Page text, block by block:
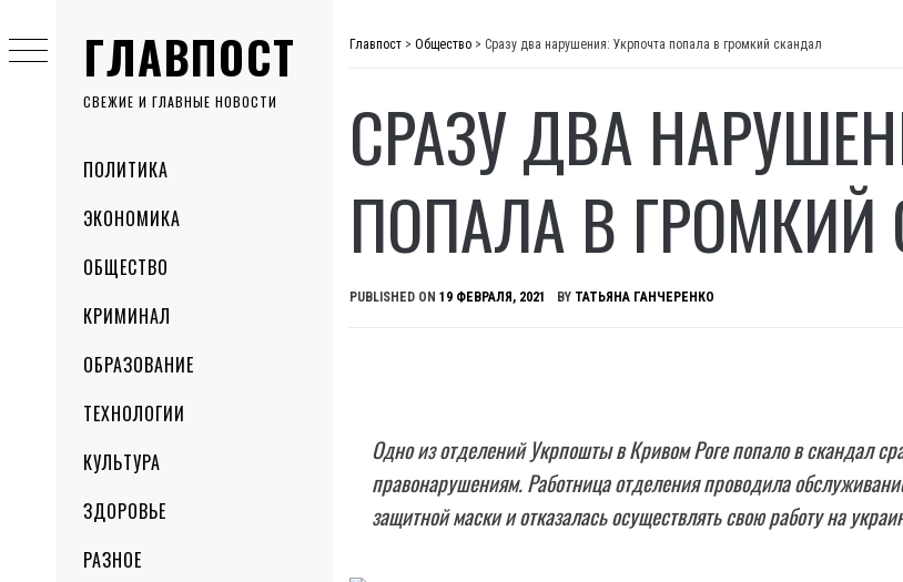
ГЛАВПОСТ
СВЕЖИЕ И ГЛАВНЫЕ НОВОСТИ
MenuПОЛИТИКА
ЭКОНОМИКА
ОБЩЕСТВО
КРИМИНАЛ
ОБРАЗОВАНИЕ
ТЕХНОЛОГИИ
КУЛЬТУРА
ЗДОРОВЬЕ
РАЗНОЕ
to
content
Главпост > Общество > Сразу два нарушения: Укрпочта попала в громкий скандал
СРАЗУ ДВА
ПОПАЛА В
PUBLISHED ON 19 ФЕВРАЛЯ, 2021 BY ТАТЬЯНА ГАНЧЕРЕНКО
Одно из отделений Укрпошты в Кривом Роге попало в скандал
правонарушениям. Работница отделения проводила
защитной маски и отказалась осуществлять свою работу на